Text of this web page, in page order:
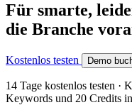
Für smarte,
die Branche
Kostenlos testen Demo
14 Tage kostenlos testen ·
Keywords und 20 Credits